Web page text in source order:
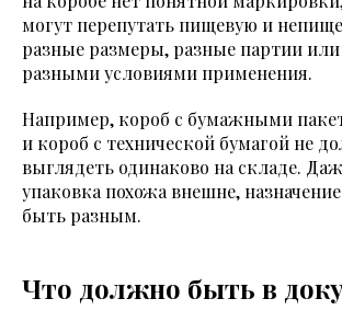
могут перепутать пищевую и
разные размеры, разные партии
разными условиями применения.
Например, короб с бумажными
и короб с технической бумагой не
выглядеть одинаково на складе.
упаковка похожа внешне,
быть разным.
Что должно быть в